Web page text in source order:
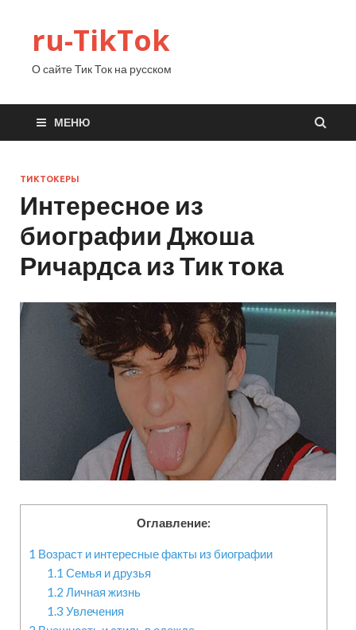
ru-TikTok
О сайте Тик Ток на русском
МЕНЮ
ТИКТОКЕРЫ
Интересное из
биографии Джоша
Ричардса из Тик тока
Оглавление:
1 Возраст и интересные факты из биографии
1.1 Семья и друзья
1.2 Личная жизнь
1.3 Увлечения